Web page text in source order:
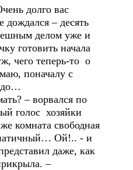
долго вас
– десять
делом уже и
готовить начала
чего теперь-то о
поначалу с
– ворвался по
голос хозяйки
комната свободная
Ой!.. - и
даже, как
–